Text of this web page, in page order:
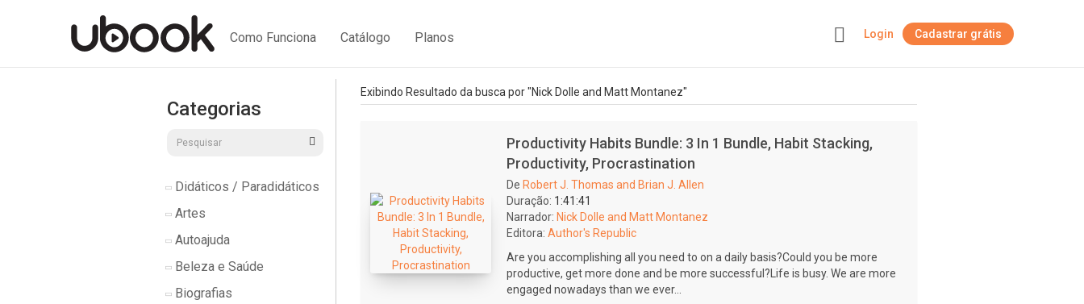
Como Funciona Catálogo Planos Login Cadastrar grátis
Categorias
Didáticos / Paradidáticos
Artes
Autoajuda
Beleza e Saúde
Biografias
Exibindo Resultado da busca por "Nick Dolle and Matt Montanez"
Productivity Habits Bundle: 3 In 1 Bundle, Habit Stacking,
Productivity, Procrastination
De Robert J. Thomas and Brian J. Allen
Duração: 1:41:41
Narrador: Nick Dolle and Matt Montanez
Editora: Author's Republic
Are you accomplishing all you need to on a daily basis?Could you be more
productive, get more done and be more successful?Life is busy. We are more
engaged nowadays than we ever...